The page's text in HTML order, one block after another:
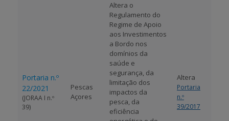
Portaria n.º
22/2021
(JORAA I n.º
39)
Pescas
Açores
Altera o
Regulamento do
Regime de Apoio
aos Investimentos
a Bordo nos
domínios da
saúde e
segurança, da
limitação dos
impactos da
pesca, da
eficiência
Altera
Portaria
n.º
39/2017